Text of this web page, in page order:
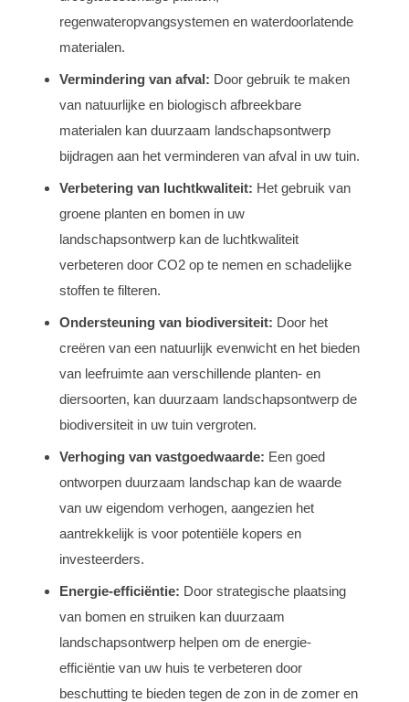
regenwateropvangsystemen en waterdoorlatende
materialen.
Vermindering van afval: Door gebruik te maken
van natuurlijke en biologisch afbreekbare
materialen kan duurzaam landschapsontwerp
bijdragen aan het verminderen van afval in uw tuin.
Verbetering van luchtkwaliteit: Het gebruik van
groene planten en bomen in uw
landschapsontwerp kan de luchtkwaliteit
verbeteren door CO2 op te nemen en schadelijke
stoffen te filteren.
Ondersteuning van biodiversiteit: Door het
creëren van een natuurlijk evenwicht en het bieden
van leefruimte aan verschillende planten- en
diersoorten, kan duurzaam landschapsontwerp de
biodiversiteit in uw tuin vergroten.
Verhoging van vastgoedwaarde: Een goed
ontworpen duurzaam landschap kan de waarde
van uw eigendom verhogen, aangezien het
aantrekkelijk is voor potentiële kopers en
investeerders.
Energie-efficiëntie: Door strategische plaatsing
van bomen en struiken kan duurzaam
landschapsontwerp helpen om de energie-
efficiëntie van uw huis te verbeteren door
beschutting te bieden tegen de zon in de zomer en